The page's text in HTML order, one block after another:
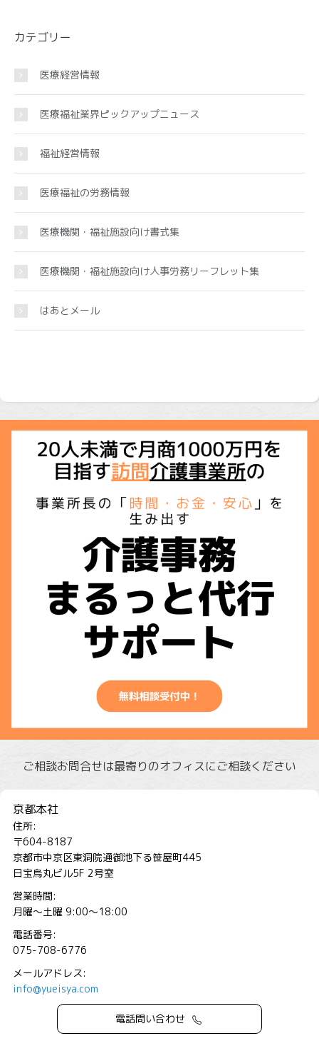
カテゴリー
医療経営情報
医療福祉業界ピックアップニュース
福祉経営情報
医療福祉の労務情報
医療機関・福祉施設向け書式集
医療機関・福祉施設向け人事労務リーフレット集
はあとメール
ご相談お問合せは最寄りのオフィスにご相談ください
京都本社
住所:
〒604-8187
京都市中京区東洞院通御池下る笹屋町445
日宝烏丸ビル5F 2号室
営業時間:
月曜～土曜 9:00～18:00
電話番号:
075-708-6776
メールアドレス:
info@yueisya.com
電話問い合わせ